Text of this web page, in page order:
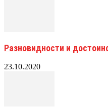
Разновидности и
23.10.2020